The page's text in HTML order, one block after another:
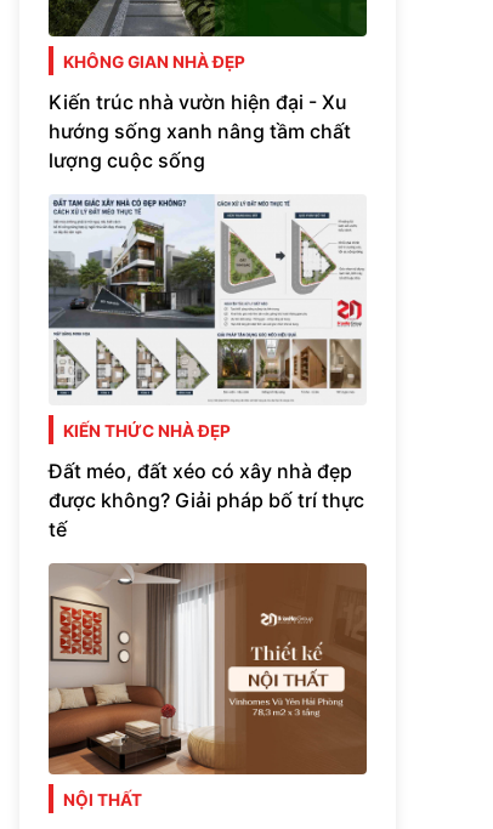
KHÔNG GIAN NHÀ ĐẸP
Kiến trúc nhà vườn hiện đại - Xu
hướng sống xanh nâng tầm chất
lượng cuộc sống
KIẾN THỨC NHÀ ĐẸP
Đất méo, đất xéo có xây nhà đẹp
được không? Giải pháp bố trí thực
tế
NỘI THẤT